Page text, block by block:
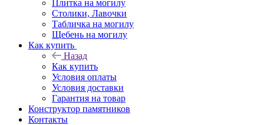
Плитка на могилу
Столики, Лавочки
Табличка на могилу
Щебень на могилу
Как купить
Назад
Как купить
Условия оплаты
Условия доставки
Гарантия на товар
Конструктор памятников
Контакты